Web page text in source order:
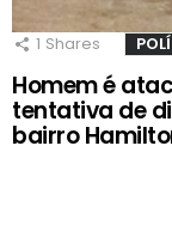
1 Shares
Homem é
tentativa de
bairro